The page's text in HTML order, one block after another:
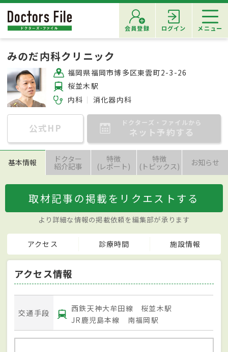
会員登録 ログイン メニュー
みのだ内科クリニック
福岡県福岡市博多区東雲町2-3-26
桜並木駅
内科
消化器内科
公式HP ドクターズ・ファイルから
ネット予約する
基本情報 ドクター
紹介記事
特徴
(レポート)
特徴
(トピックス) お知らせ
取材記事の掲載をリクエストする
より詳細な情報の掲載依頼を編集部が承ります
アクセス 診療時間 施設情報
アクセス情報
交通手段
西鉄天神大牟田線 桜並木駅
JR鹿児島本線 南福岡駅